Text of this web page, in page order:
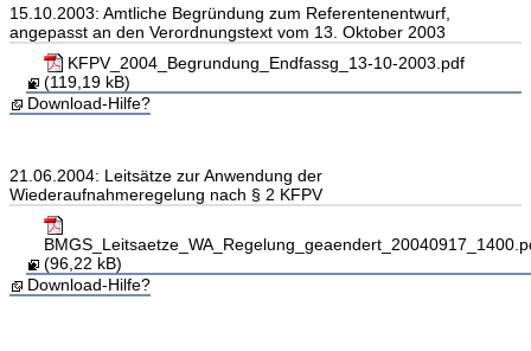
15.10.2003: Amtliche Begründung zum Referentenentwurf,
angepasst an den Verordnungstext vom 13. Oktober 2003
KFPV_2004_Begrundung_Endfassg_13-10-2003.pdf
(119,19 kB)
Download-Hilfe?
21.06.2004: Leitsätze zur Anwendung der
Wiederaufnahmeregelung nach § 2 KFPV
(96,22 kB)
Download-Hilfe?